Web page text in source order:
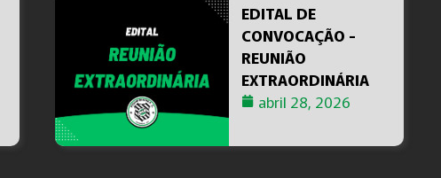
EDITAL DE
CONVOCAÇÃO -
REUNIÃO
EXTRAORDINÁRIA
abril 28, 2026